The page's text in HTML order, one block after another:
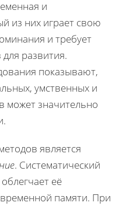
и
из них играет свою
и требует
развития.
показывают,
умственных и
может значительно
является
. Систематический
её
памяти. При